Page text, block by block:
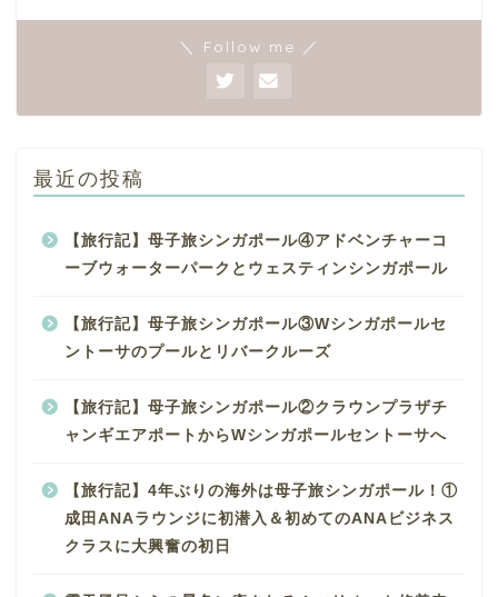
＼ Follow me ／
最近の投稿
【旅行記】母子旅シンガポール④アドベンチャーコ
ーブウォーターパークとウェスティンシンガポール
【旅行記】母子旅シンガポール③Wシンガポールセ
ントーサのプールとリバークルーズ
【旅行記】母子旅シンガポール②クラウンプラザチ
ャンギエアポートからWシンガポールセントーサへ
【旅行記】4年ぶりの海外は母子旅シンガポール！①
成田ANAラウンジに初潜入＆初めてのANAビジネス
クラスに大興奮の初日